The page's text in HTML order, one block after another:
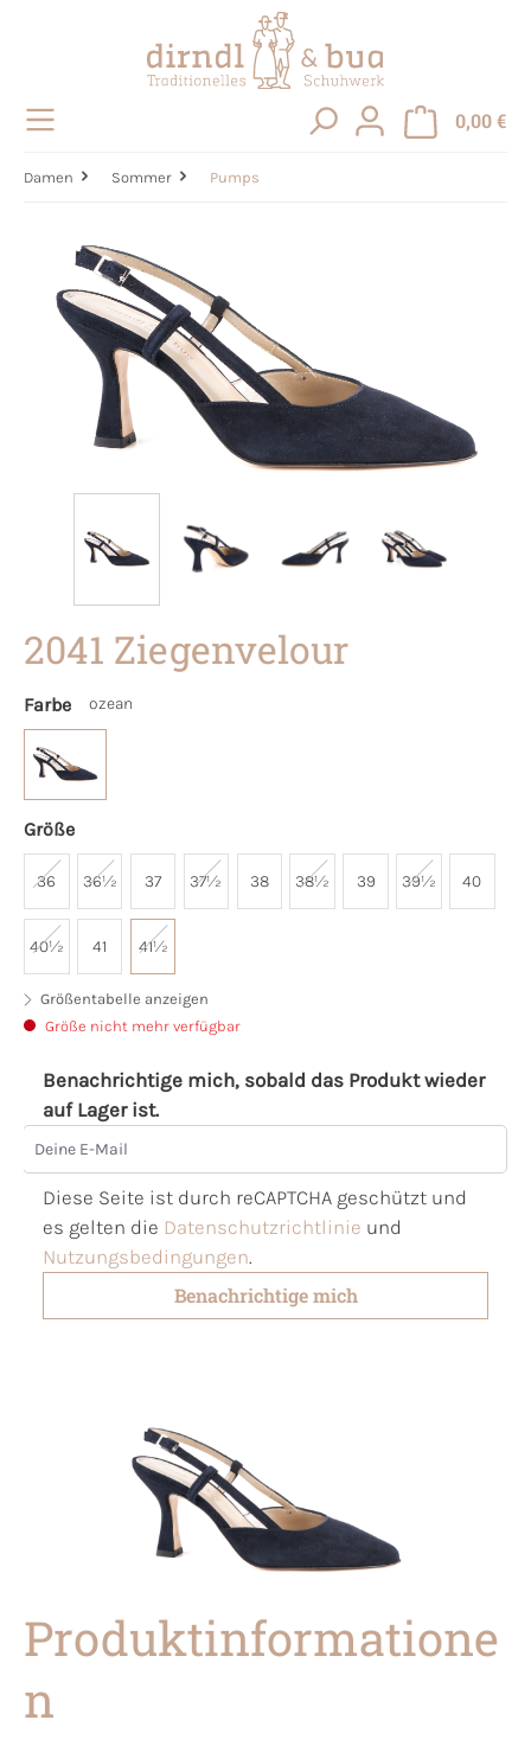
0,00 €
Damen Sommer Pumps
2041 Ziegenvelour
Farbe ozean
Größe
36 36½ 37 37½ 38 38½ 39 39½ 40
40½ 41 41½
Größentabelle anzeigen
Größe nicht mehr verfügbar
Benachrichtige mich, sobald das Produkt wieder
auf Lager ist.
Deine E-Mail
Diese Seite ist durch reCAPTCHA geschützt und
es gelten die Datenschutzrichtlinie und
Nutzungsbedingungen.
Benachrichtige mich
Produktinformatione
n